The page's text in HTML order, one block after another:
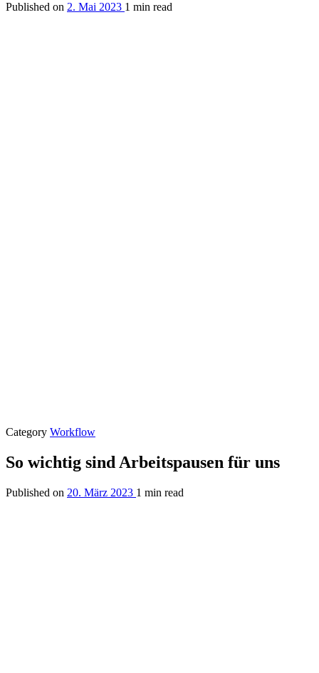
Published on 2. Mai 2023 1 min read
Category Workflow
So wichtig sind Arbeitspausen für uns
Published on 20. März 2023 1 min read